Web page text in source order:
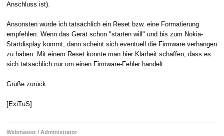
Anschluss ist).
Ansonsten würde ich tatsächlich ein Reset bzw. eine Formatierung
empfehlen. Wenn das Gerät schon "starten will" und bis zum Nokia-
Startdisplay kommt, dann scheint sich eventuell die Firmware verhangen
zu haben. Mit einem Reset könnte man hier Klarheit schaffen, dass es
sich tatsächlich nur um einen Firmware-Fehler handelt.
Grüße zurück
[ExiTuS]
Webmaster / Administrator